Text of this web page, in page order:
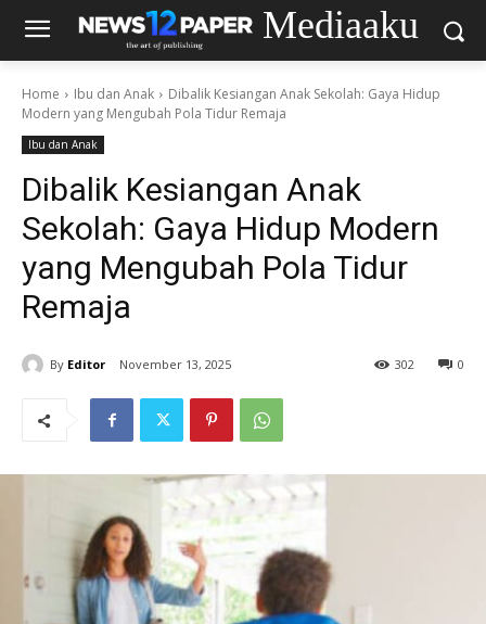
Mediaaku
Home Ibu dan Anak
Dibalik Kesiangan Anak Sekolah: Gaya Hidup
Modern yang Mengubah Pola Tidur Remaja
Ibu dan Anak
Dibalik Kesiangan Anak
Sekolah: Gaya Hidup Modern
yang Mengubah Pola Tidur
Remaja
By Editor November 13, 2025 0
302